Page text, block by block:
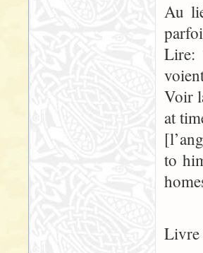
Au
Lire:
Voir
at
to